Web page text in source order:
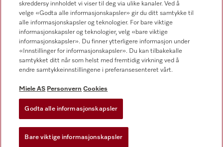
Følg Miele Professional
Personvern
Vilkår for bruk
Vilkår og betingelser
skreddersy innholdet vi viser til deg via ulike kanaler. Ved å
velge «Godta alle informasjonskapsler» gir du ditt samtykke til
alle informasjonskapsler og teknologier. For bare viktige
informasjonskapsler og teknologier, velg «bare viktige
informasjonskapsler». Du finner ytterligere informasjon under
«Innstillinger for informasjonskapsler». Du kan tilbakekalle
samtykket ditt når som helst med fremtidig virkning ved å
endre samtykkeinnstillingene i preferansesenteret vårt.
Miele AS Personvern Cookies
Godta alle informasjonskapsler
Bare viktige informasjonskapsler